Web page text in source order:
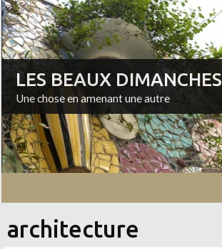
LES BEAUX DIMANCHES
Une chose en amenant une autre
architecture